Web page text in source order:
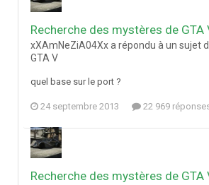
Recherche des mystères de GTA
xXAmNeZiA04Xx a répondu à un sujet
GTA V
quel base sur le port ?
24 septembre 2013 22 969
Recherche des mystères de GTA